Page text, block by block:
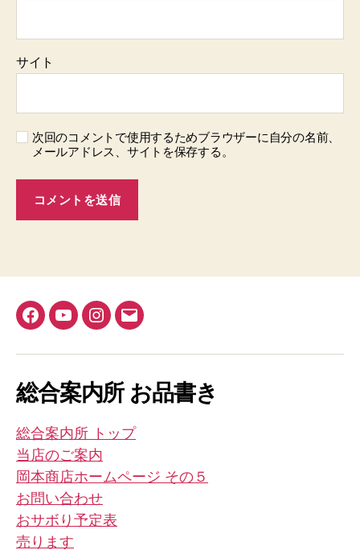
サイト
次回のコメントで使用するためブラウザーに自分の名前、
メールアドレス、サイトを保存する。
FacebookYouTubeInstagram
メ
総合案内所 お品書き
総合案内所 トップ
当店のご案内
岡本商店ホームページ その５
お問い合わせ
おサボり予定表
売ります